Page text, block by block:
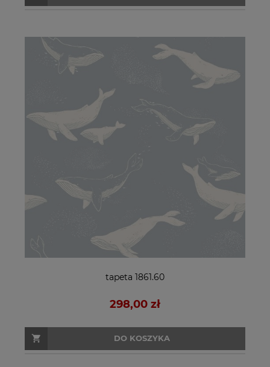
tapeta 1861.60
298,00 zł
DO KOSZYKA